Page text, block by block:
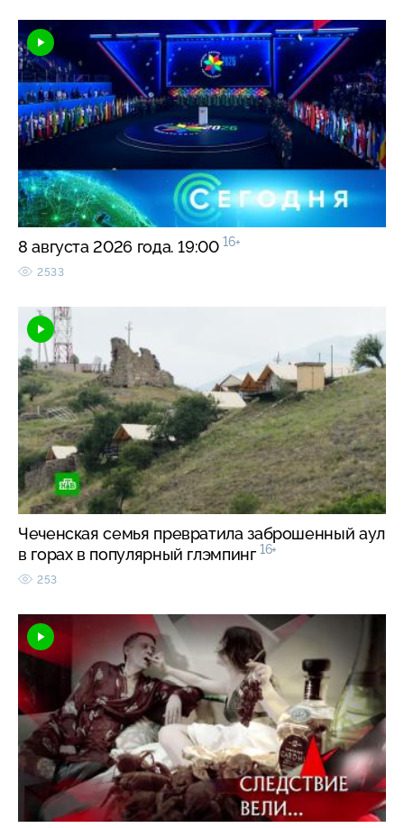
8 августа 2026 года. 19:00 16+
2533
Чеченская семья превратила заброшенный аул
в горах в популярный глэмпинг 16+
253